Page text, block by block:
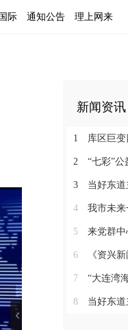
际 通知公告 理上网来
新闻资讯
1 库区巨变四
2 “七彩”
3 当好东道主
4 我市未
5 来党群中心
6 《资兴
7 “大连湾海
8 当好东道主 办好旅